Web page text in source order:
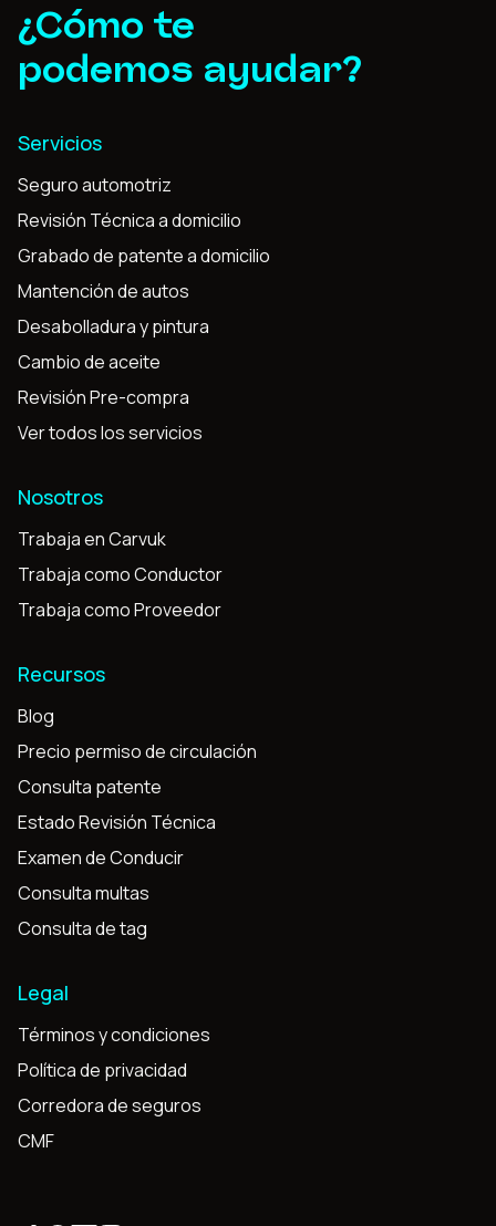
¿Cómo te
podemos ayudar?
Servicios
Seguro automotriz
Revisión Técnica a domicilio
Grabado de patente a domicilio
Mantención de autos
Desabolladura y pintura
Cambio de aceite
Revisión Pre-compra
Ver todos los servicios
Nosotros
Trabaja en Carvuk
Trabaja como Conductor
Trabaja como Proveedor
Recursos
Blog
Precio permiso de circulación
Consulta patente
Estado Revisión Técnica
Examen de Conducir
Consulta multas
Consulta de tag
Legal
Términos y condiciones
Política de privacidad
Corredora de seguros
CMF